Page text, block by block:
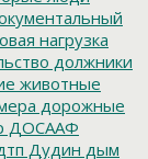
нагрузка
должники
животные
дорожные
ДОСААФ
Дудин дым